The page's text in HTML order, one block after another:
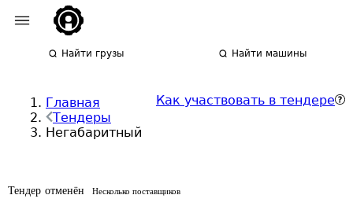
Найти грузы Найти машины
Главная
Тендеры
Негабаритный
Как участвовать в тендере
Тендер отменён Несколько поставщиков